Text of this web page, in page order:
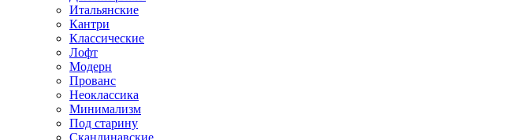
Итальянские
Кантри
Классические
Лофт
Модерн
Прованс
Неоклассика
Минимализм
Под старину
Скандинавские